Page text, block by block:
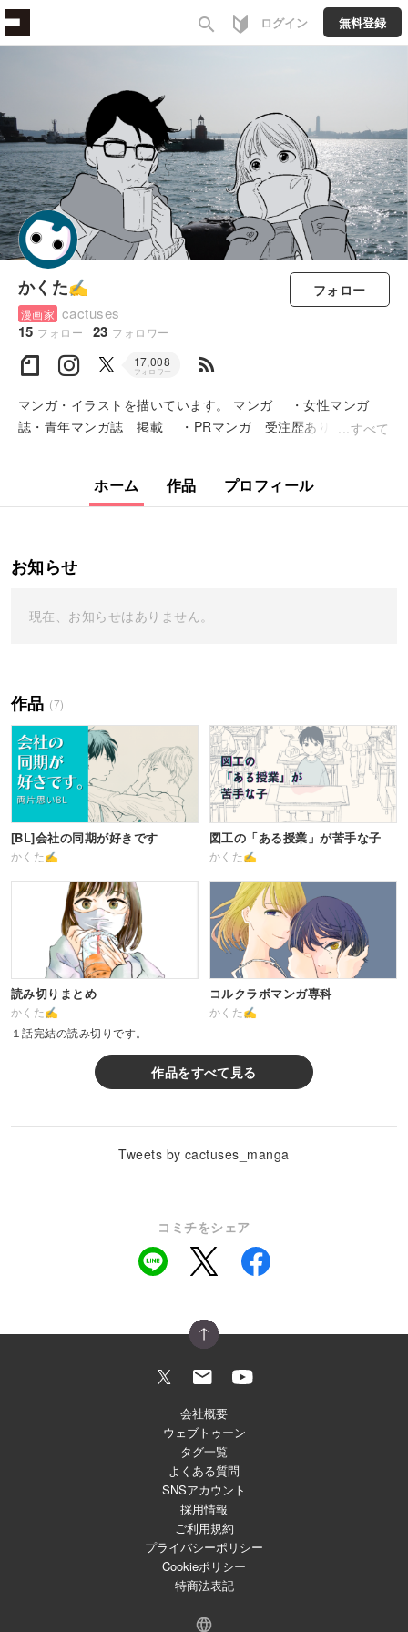
search ログイン 無料登録
かくた✍
漫画家 cactuses
15 フォロー 23 フォロワー
フォロー
17,008
フォロワー rss_feed
マンガ・イラストを描いています。 マンガ ・女性マンガ
誌・青年マンガ誌 掲載 ・PRマンガ 受注歴あり イラス
すべて
ホーム 作品 プロフィール
お知らせ
現在、お知らせはありません。
作品 (7)
[BL]会社の同期が好きです
かくた✍
図工の「ある授業」が苦手な子
かくた✍
読み切りまとめ
かくた✍
１話完結の読み切りです。
コルクラボマンガ専科
かくた✍
作品をすべて見る
Tweets by cactuses_manga
コミチをシェア
会社概要
ウェブトゥーン
タグ一覧
よくある質問
SNSアカウント
採用情報
ご利用規約
プライバシーポリシー
Cookieポリシー
特商法表記